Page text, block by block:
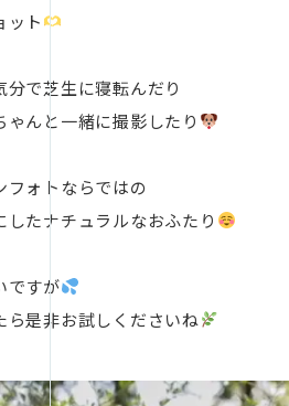
ット
分で芝生に寝転んだり
ゃんと一緒に撮影したり
フォトならではの
したナチュラルなおふたり
ですが
ら是非お試しくださいね